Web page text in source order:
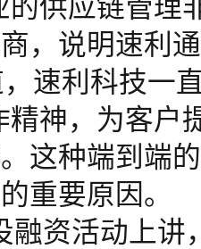
的供应链管理
，说明速利
速利科技一
精神，为客户
这种端到端
重要原因。
融资活动上